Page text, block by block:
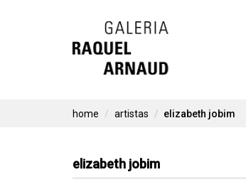
Skip
to
home artistas elizabeth jobim
elizabeth jobim